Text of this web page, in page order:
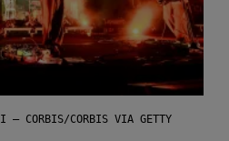
– CORBIS/CORBIS VIA GETTY